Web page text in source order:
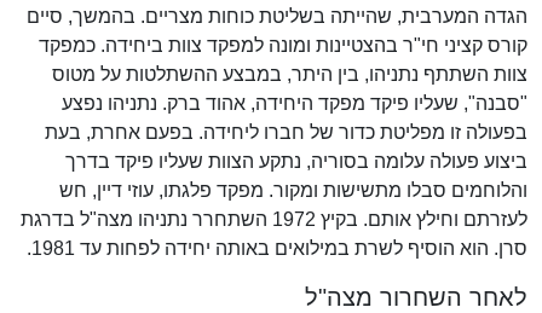
הגדה המערבית, שהייתה בשליטת כוחות מצריים. בהמשך, סיים
קורס קציני חי"ר בהצטיינות ומונה למפקד צוות ביחידה. כמפקד
צוות השתתף נתניהו, בין היתר, במבצע ההשתלטות על מטוס
"סבנה", שעליו פיקד מפקד היחידה, אהוד ברק. נתניהו נפצע
בפעולה זו מפליטת כדור של חברו ליחידה. בפעם אחרת, בעת
ביצוע פעולה עלומה בסוריה, נתקע הצוות שעליו פיקד בדרך
והלוחמים סבלו מתשישות ומקור. מפקד פלגתו, עוזי דיין, חש
לעזרתם וחילץ אותם. בקיץ 1972 השתחרר נתניהו מצה"ל בדרגת
סרן. הוא הוסיף לשרת במילואים באותה יחידה לפחות עד 1981.
לאחר השחרור מצה"ל